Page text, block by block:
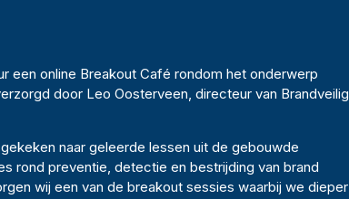
een online Breakout Café rondom het onderwerp
door Leo Oosterveen, directeur van Brandveilig
naar geleerde lessen uit de gebouwde
rond preventie, detectie en bestrijding van brand
wij een van de breakout sessies waarbij we dieper